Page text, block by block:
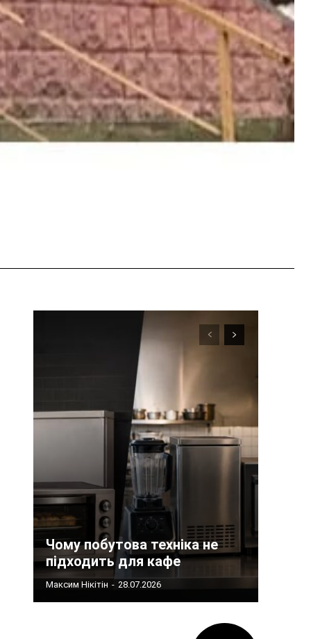
Чому побутова техніка не
підходить для кафе
Максим Нікітін - 28.07.2026